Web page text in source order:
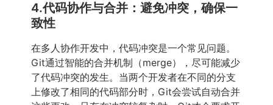
4.代码协作与合并：避免冲突，确保一
致性
在多人协作开发中，代码冲突是一个常见问题。
Git通过智能的合并机制（merge），尽可能减少
了代码冲突的发生。当两个开发者在不同的分支
上修改了相同的代码部分时，Git会尝试自动合并